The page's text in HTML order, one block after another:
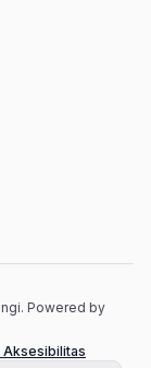
Powered by
Aksesibilitas